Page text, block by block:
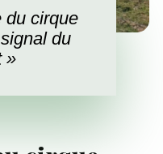
du cirque
du
»